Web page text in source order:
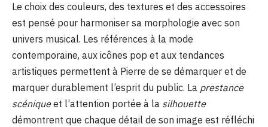
Le choix des couleurs, des textures et des accessoires
est pensé pour harmoniser sa morphologie avec son
univers musical. Les références à la mode
contemporaine, aux icônes pop et aux tendances
artistiques permettent à Pierre de se démarquer et de
marquer durablement l’esprit du public. La prestance
scéniqueet l’attention portée à la silhouette
démontrent que chaque détail de son image est réfléchi